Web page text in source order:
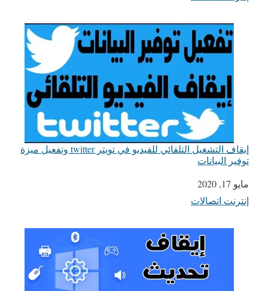
إيقاف التشغيل التلقائي للفيديو في تويتر twitter وتفعيل ميزة
توفير البيانات
التاريخ
مايو 17, 2020
في ما يتعلق بما يأتي
إنترنت اتصالات